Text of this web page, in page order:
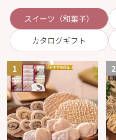
スイーツ（和菓子）
カタログギフト